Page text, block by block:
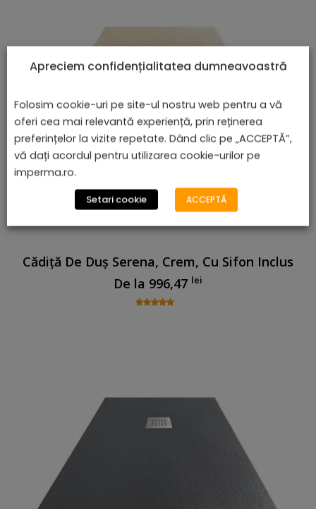
Cădiță De Duș Serena, Crem, Cu Sifon Inclus
De la 996,47 lei
Apreciem confidențialitatea dumneavoastră
Folosim cookie-uri pe site-ul nostru web pentru a vă
oferi cea mai relevantă experiență, prin reținerea
preferințelor la vizite repetate. Dând clic pe „ACCEPTĂ”,
vă dați acordul pentru utilizarea cookie-urilor pe
imperma.ro.
Setari cookie ACCEPTĂ